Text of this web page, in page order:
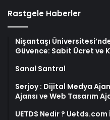
Rastgele Haberler
Nişantaşı
Güvence: Sabit Ücret ve
Sanal Santral
Serjoy : Dijital Medya
Ajansı ve Web Tasarım
UETDS Nedir ? Uetds.com